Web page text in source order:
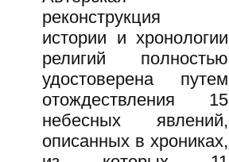
реконструкция
истории и хронологии
религий полностью
удостоверена путем
отождествления 15
небесных явлений,
описанных в хрониках,